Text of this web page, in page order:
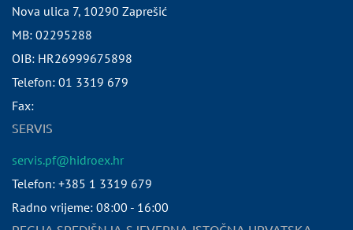
Nova ulica 7, 10290 Zaprešić
MB: 02295288
OIB: HR26999675898
Telefon: 01 3319 679
Fax:
SERVIS
servis.pf@hidroex.hr
Telefon: +385 1 3319 679
Radno vrijeme: 08:00 - 16:00